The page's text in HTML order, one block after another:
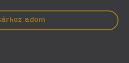
adom